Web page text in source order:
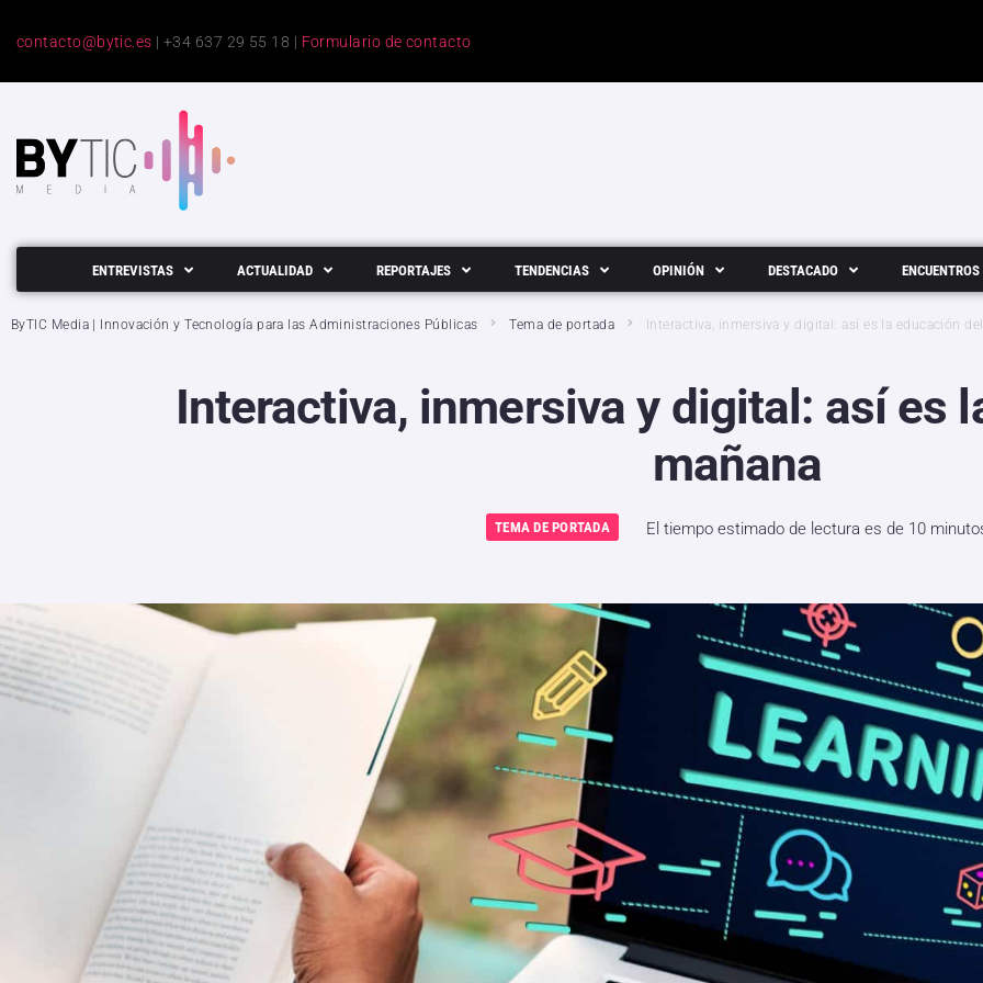
contacto@bytic.es | +34 637 29 55 18 | Formulario de contacto
ENTREVISTAS ACTUALIDAD REPORTAJES TENDENCIAS OPINIÓN DESTACADO ENCUENTROS
ByTIC Media | Innovación y Tecnología para las Administraciones Públicas Tema de portada Interactiva, inmersiva y digital: así es la educación
Interactiva, inmersiva y digital: así es
mañana
TEMA DE PORTADA El tiempo estimado de lectura es de 10